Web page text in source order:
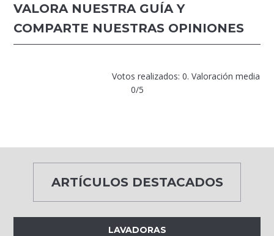
VALORA NUESTRA GUÍA Y
COMPARTE NUESTRAS OPINIONES
Votos realizados: 0. Valoración media
0/5
ARTÍCULOS DESTACADOS
LAVADORAS